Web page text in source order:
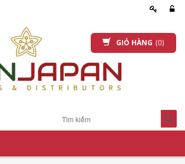
GIỎ HÀNG (0)